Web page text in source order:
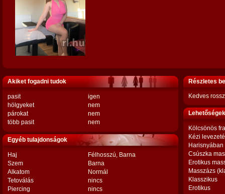
Akiket fogadni tudok
pasit
igen
hölgyeket
nem
párokat
nem
több pasit
nem
Egyéb tulajdonságok
Haj
Félhosszú, Barna
Szem
Barna
Alkatom
Normál
Tetoválás
nincs
Piercing
nincs
Részletes
Kedves
Kölcsönös
Kézi
Harisnyában
Csúszka
Erotikus
Masszázs
Klasszikus
Erotikus